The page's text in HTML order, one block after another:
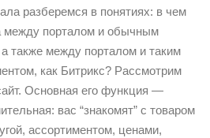
разберемся в понятиях: в чем
между порталом и обычным
также между порталом и таким
как Битрикс? Рассмотрим
Основная его функция —
вас “знакомят” с товаром
ассортиментом, ценами,